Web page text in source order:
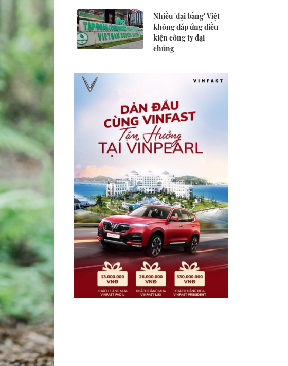
hơn
Nhiều 'đại bàng' Việt
không đáp ứng điều
kiện công ty đại
chúng